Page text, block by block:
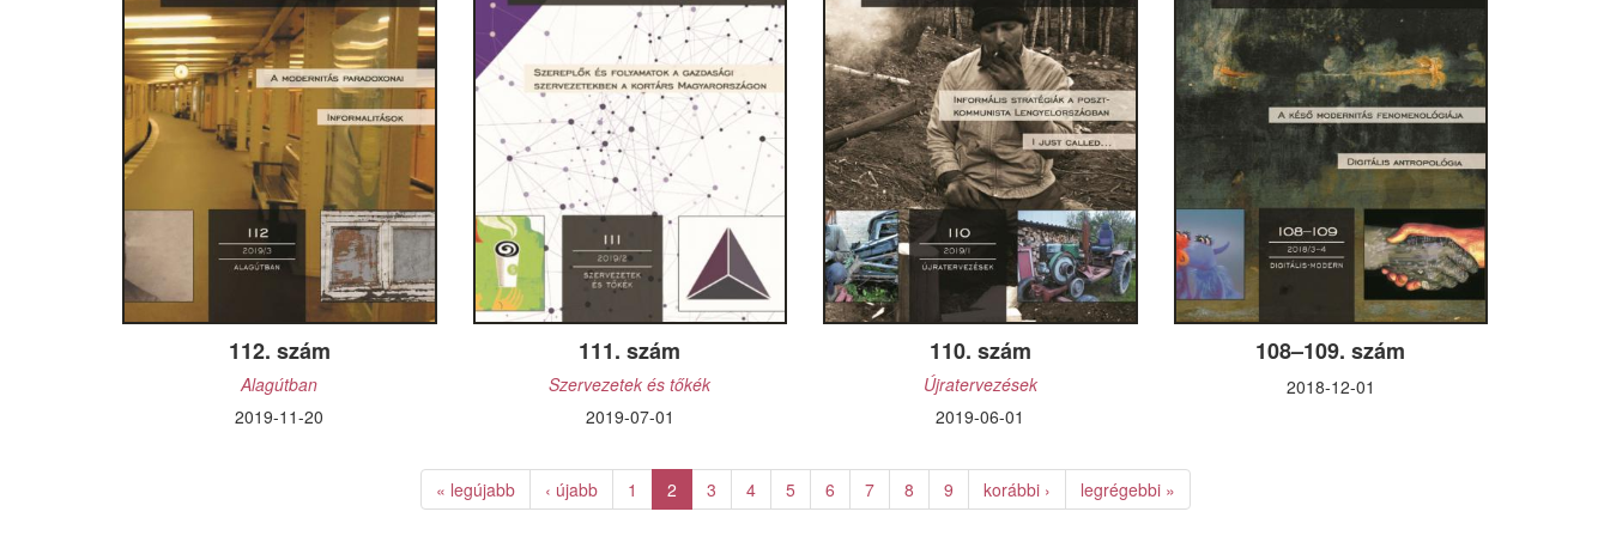
112. szám
Alagútban
2019-11-20
111. szám
Szervezetek és tőkék
2019-07-01
110. szám
Újratervezések
2019-06-01
108–109. szám
2018-12-01
« legújabb ‹ újabb 1 2 3 4 5 6 7 8 9 korábbi › legrégebbi »
a Replika szerkesztősége